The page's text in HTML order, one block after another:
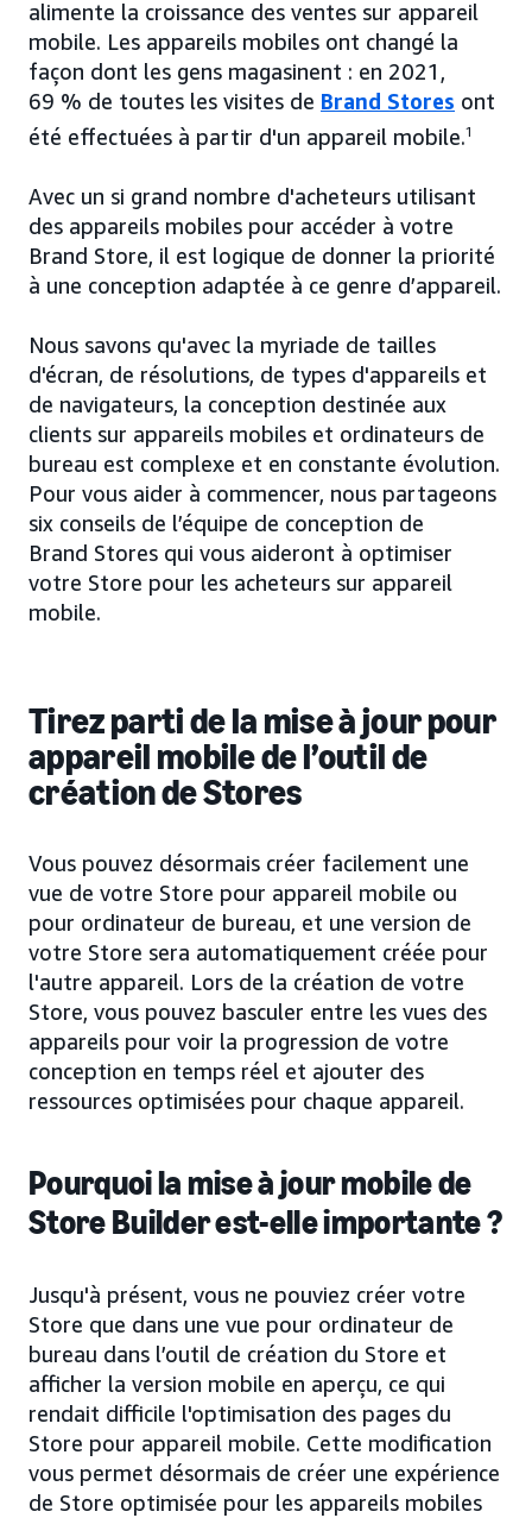
alimente la croissance des ventes sur appareil
mobile. Les appareils mobiles ont changé la
façon dont les gens magasinent : en 2021,
69 % de toutes les visites de Brand Stores ont
été effectuées à partir d'un appareil mobile.1
Avec un si grand nombre d'acheteurs utilisant
des appareils mobiles pour accéder à votre
Brand Store, il est logique de donner la priorité
à une conception adaptée à ce genre d’appareil.
Nous savons qu'avec la myriade de tailles
d'écran, de résolutions, de types d'appareils et
de navigateurs, la conception destinée aux
clients sur appareils mobiles et ordinateurs de
bureau est complexe et en constante évolution.
Pour vous aider à commencer, nous partageons
six conseils de l’équipe de conception de
Brand Stores qui vous aideront à optimiser
votre Store pour les acheteurs sur appareil
mobile.
Tirez parti de la mise à jour pour
appareil mobile de l’outil de
création de Stores
Vous pouvez désormais créer facilement une
vue de votre Store pour appareil mobile ou
pour ordinateur de bureau, et une version de
votre Store sera automatiquement créée pour
l'autre appareil. Lors de la création de votre
Store, vous pouvez basculer entre les vues des
appareils pour voir la progression de votre
conception en temps réel et ajouter des
ressources optimisées pour chaque appareil.
Pourquoi la mise à jour mobile de
Store Builder est-elle importante ?
Jusqu'à présent, vous ne pouviez créer votre
Store que dans une vue pour ordinateur de
bureau dans l’outil de création du Store et
afficher la version mobile en aperçu, ce qui
rendait difficile l'optimisation des pages du
Store pour appareil mobile. Cette modification
vous permet désormais de créer une expérience
de Store optimisée pour les appareils mobiles